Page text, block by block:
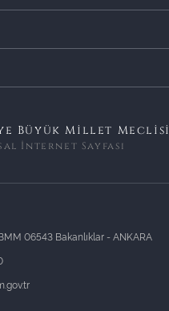
Büyük Millet Meclisi
İnternet Sayfası
06543 Bakanlıklar - ANKARA